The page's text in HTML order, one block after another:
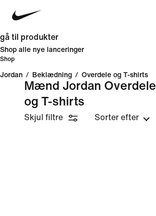
gå til produkter
Shop alle nye lanceringer
Shop
Jordan / Beklædning / Overdele og T-shirts
Mænd Jordan Overdele
og T-shirts
Skjul filtre Sorter efter